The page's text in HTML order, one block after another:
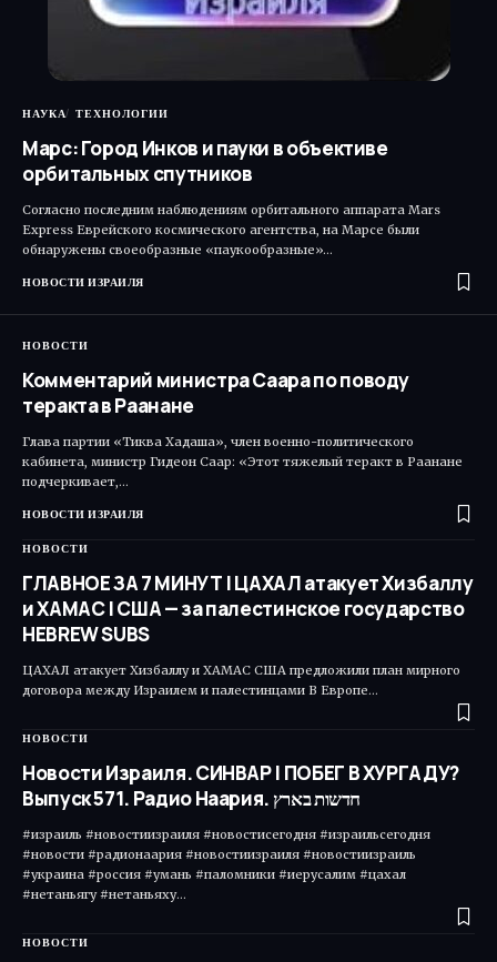
НАУКА ТЕХНОЛОГИИ
Марс: Город Инков и пауки в объективе
орбитальных спутников
Согласно последним наблюдениям орбитального аппарата Mars
Express Еврейского космического агентства, на Марсе были
обнаружены своеобразные «паукообразные»…
НОВОСТИ ИЗРАИЛЯ
НОВОСТИ
Комментарий министра Саара по поводу
теракта в Раанане
Глава партии «Тиква Хадаша», член военно-политического
кабинета, министр Гидеон Саар: «Этот тяжелый теракт в Раанане
подчеркивает,…
НОВОСТИ ИЗРАИЛЯ
НОВОСТИ
ГЛАВНОЕ ЗА 7 МИНУТ | ЦАХАЛ атакует Хизбаллу
и ХАМАС | США — за палестинское государство
HEBREW SUBS
ЦАХАЛ атакует Хизбаллу и ХАМАС США предложили план мирного
договора между Израилем и палестинцами В Европе…
НОВОСТИ
Новости Израиля. СИНВАР | ПОБЕГ В ХУРГАДУ?
Выпуск 571. Радио Наария. חדשות בארץ
#израиль #новостиизраиля #новостисегодня #израильсегодня
#новости #радионаария #новостиизраиля #новостиизраиль
#украина #россия #умань #паломники #иерусалим #цахал
#нетаньягу #нетаньяху…
НОВОСТИ